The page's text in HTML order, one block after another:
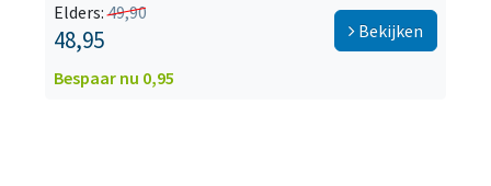
Elders:49,90
48,95
Bespaar nu 0,95
Bekijken